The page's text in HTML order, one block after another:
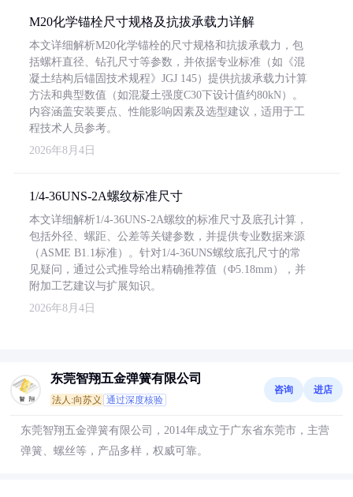
M20化学锚栓尺寸规格及抗拔承载力详解
本文详细解析M20化学锚栓的尺寸规格和抗拔承载力，包
括螺杆直径、钻孔尺寸等参数，并依据专业标准（如《混
凝土结构后锚固技术规程》JGJ 145）提供抗拔承载力计算
方法和典型数值（如混凝土强度C30下设计值约80kN）。
内容涵盖安装要点、性能影响因素及选型建议，适用于工
程技术人员参考。
2026年8月4日
1/4-36UNS-2A螺纹标准尺寸
本文详细解析1/4-36UNS-2A螺纹的标准尺寸及底孔计算，
包括外径、螺距、公差等关键参数，并提供专业数据来源
（ASME B1.1标准）。针对1/4-36UNS螺纹底孔尺寸的常
见疑问，通过公式推导给出精确推荐值（Φ5.18mm），并
附加工艺建议与扩展知识。
2026年8月4日
东莞智翔五金弹簧有限公司
法人:向苏义 通过深度核验
咨询 进店
东莞智翔五金弹簧有限公司，2014年成立于广东省东莞市，主营
弹簧、螺丝等，产品多样，权威可靠。